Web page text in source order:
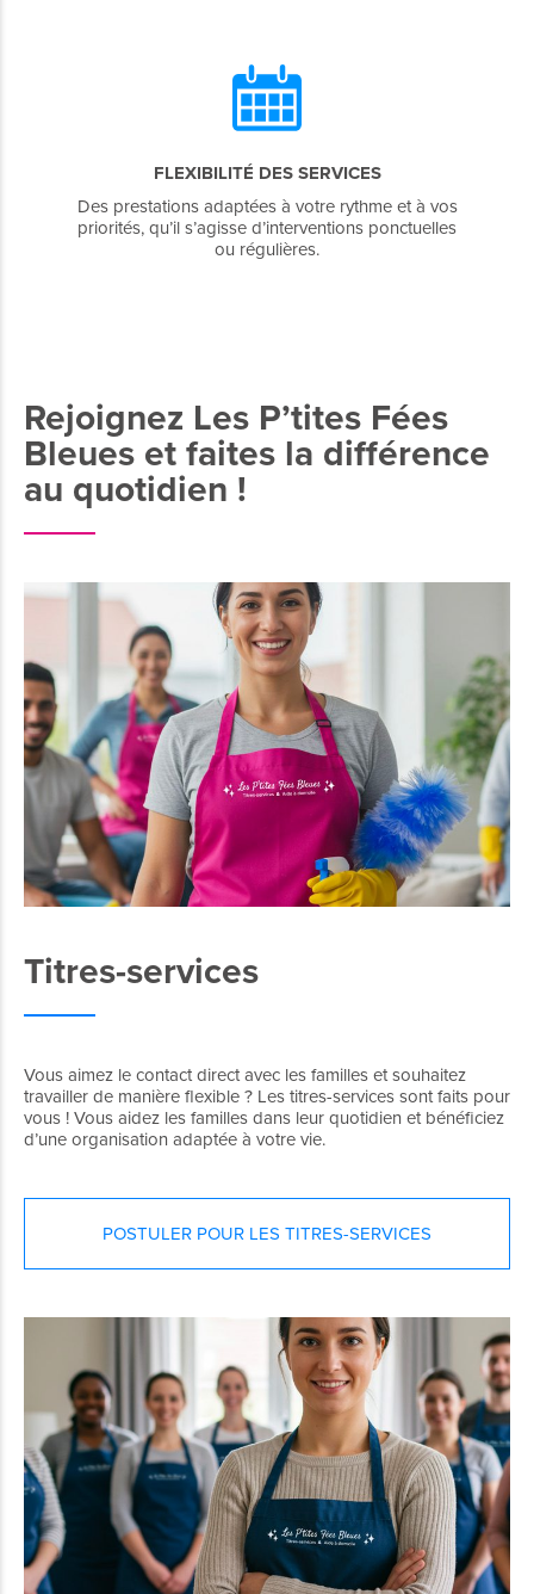
FLEXIBILITÉ DES SERVICES
Des prestations adaptées à votre rythme et à vos
priorités, qu’il s’agisse d’interventions ponctuelles
ou régulières.
Rejoignez Les P’tites Fées
Bleues et faites la différence
au quotidien !
Titres-services
Vous aimez le contact direct avec les familles et souhaitez
travailler de manière flexible ? Les titres-services sont faits pour
vous ! Vous aidez les familles dans leur quotidien et bénéficiez
d’une organisation adaptée à votre vie.
POSTULER POUR LES TITRES-SERVICES